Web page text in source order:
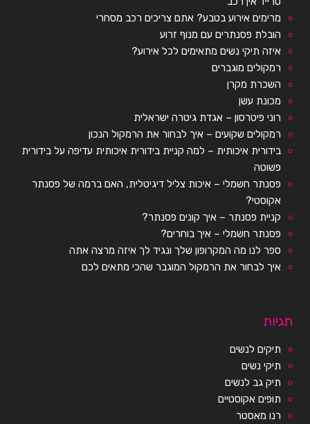
תגיות
תיקים לנשים
תיקי נשים
תיק גב לנשים
תופים אקוסטיים
רנו מאסטר
מרימים אירוע בטבע? אתם צריכים רכב מסחרי
הובלת פסנתרים עם מנוף זרוע
איזה תיקי נשים מתאימים לכל אירוע?
רמקולים מוגברים
השכרת מקרן
מכונת עשן
רוני פיטרסון – אגדת גיטרה ישראלית
רמקולים שקועים – איך לבחור את הרמקול הנכון
בידורית איכותית – למה קניית בידורית איכותית עדיפה על בידורית
פשוטה
פסנתר חשמלי – איכות צליל דיגיטלית, האם ברמה של פסנתר
אקוסטי?
קניית פסנתר – איך קונים פסנתר?
פסנתר חשמלי – איך בוחרים?
ספר לנו מה המקרופון שלך ונגיד לך איזה מרצה אתה
איך לבחור את הרמקול המוגבר שהכי מתאים לכם